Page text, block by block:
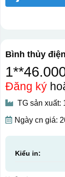
Bình thủy
Đăng ký
TG sản xuất:
Ngày cn giá:
Kiểu in: